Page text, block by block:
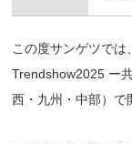
この度サンゲツで
Trendshow2025 ー
西・九州・中部）で